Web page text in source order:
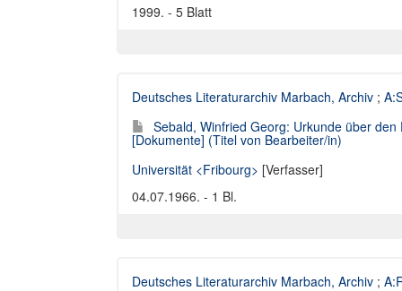
1999. - 5 Blatt
Deutsches Literaturarchiv Marbach, Archiv ;
Sebald, Winfried Georg: Urkunde über
[Dokumente] (Titel von Bearbeiter/in)
Universität <Fribourg> [Verfasser]
04.07.1966. - 1 Bl.
Deutsches Literaturarchiv Marbach, Archiv ;